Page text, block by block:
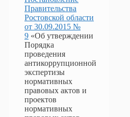
Правительства
Ростовской области
от 30.09.2015 №
9 «Об утверждении
Порядка
проведения
антикоррупционной
экспертизы
нормативных
правовых актов и
проектов
нормативных